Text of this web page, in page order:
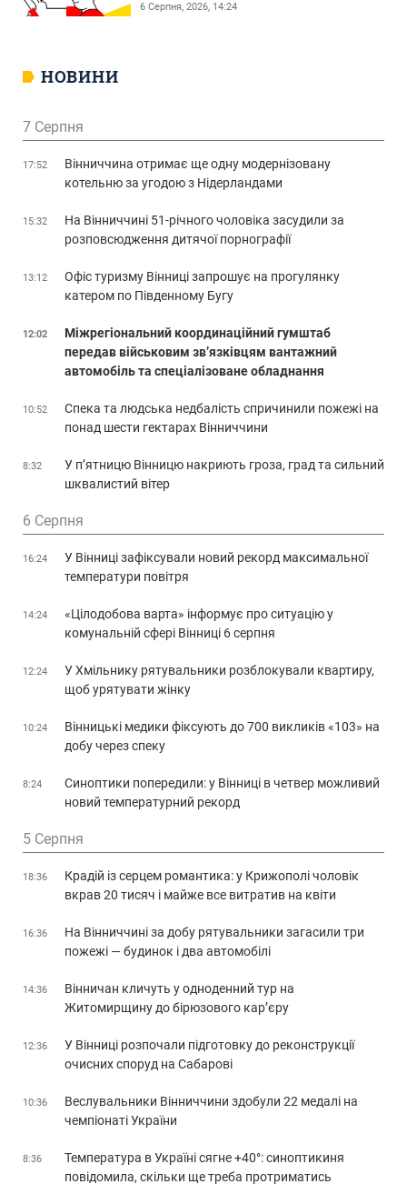
6 Серпня, 2026, 14:24
НОВИНИ
7 Серпня
17:52
Вінниччина отримає ще одну модернізовану
котельню за угодою з Нідерландами
15:32
На Вінниччині 51-річного чоловіка засудили за
розповсюдження дитячої порнографії
13:12
Офіс туризму Вінниці запрошує на прогулянку
катером по Південному Бугу
12:02
Міжрегіональний координаційний гумштаб
передав військовим зв’язківцям вантажний
автомобіль та спеціалізоване обладнання
10:52
Спека та людська недбалість спричинили пожежі на
понад шести гектарах Вінниччини
8:32
У п’ятницю Вінницю накриють гроза, град та сильний
шквалистий вітер
6 Серпня
16:24
У Вінниці зафіксували новий рекорд максимальної
температури повітря
14:24
«Цілодобова варта» інформує про ситуацію у
комунальній сфері Вінниці 6 серпня
12:24
У Хмільнику рятувальники розблокували квартиру,
щоб урятувати жінку
10:24
Вінницькі медики фіксують до 700 викликів «103» на
добу через спеку
8:24
Синоптики попередили: у Вінниці в четвер можливий
новий температурний рекорд
5 Серпня
18:36
Крадій із серцем романтика: у Крижополі чоловік
вкрав 20 тисяч і майже все витратив на квіти
16:36
На Вінниччині за добу рятувальники загасили три
пожежі — будинок і два автомобілі
14:36
Вінничан кличуть у одноденний тур на
Житомирщину до бірюзового кар’єру
12:36
У Вінниці розпочали підготовку до реконструкції
очисних споруд на Сабарові
10:36
Веслувальники Вінниччини здобули 22 медалі на
чемпіонаті України
8:36
Температура в Україні сягне +40°: синоптикиня
повідомила, скільки ще треба протриматись